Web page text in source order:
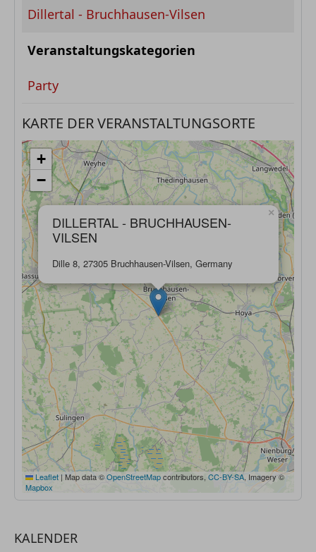
Dillertal - Bruchhausen-Vilsen
Veranstaltungskategorien
Party
KARTE DER VERANSTALTUNGSORTE
DILLERTAL - BRUCHHAUSEN-
VILSEN
Dille 8, 27305 Bruchhausen-Vilsen, Germany
×
+
−
Leaflet | Map data ©OpenStreetMapcontributors,CC-BY-SA, Imagery ©
Mapbox
KALENDER